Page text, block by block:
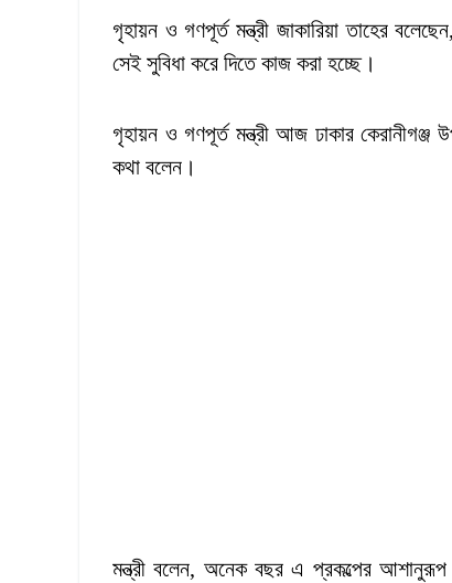
গৃহায়ন ও গণপূর্ত মন্ত্রী জাকারিয়া তাহের
সেই সুবিধা করে দিতে কাজ করা হচ্ছে।
গৃহায়ন ও গণপূর্ত মন্ত্রী আজ ঢাকার কেরানীগঞ্জ
কথা বলেন।
মন্ত্রী বলেন, অনেক বছর এ প্রকল্পের